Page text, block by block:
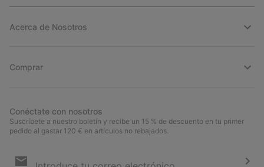
Acerca de Nosotros
Comprar
Conéctate con nosotros
Suscríbete a nuestro boletín y recibe un 15 % de descuento en tu primer
pedido al gastar 120 € en artículos no rebajados.
de